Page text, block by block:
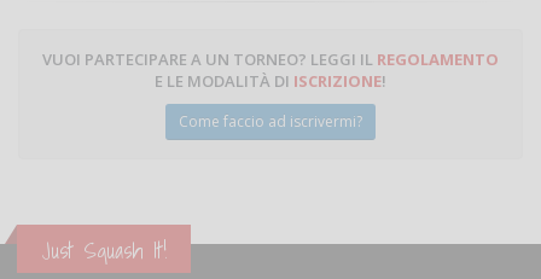
VUOI PARTECIPARE A UN TORNEO? LEGGI IL REGOLAMENTO
E LE MODALITÀ DI ISCRIZIONE!
Come faccio ad iscrivermi?
Just Squash It!